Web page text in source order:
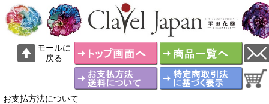
モールに
戻る
お支払方法について